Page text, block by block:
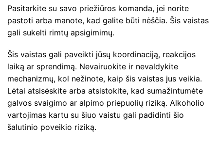
Pasitarkite su savo priežiūros komanda, jei norite
pastoti arba manote, kad galite būti nėščia. Šis vaistas
gali sukelti rimtų apsigimimų.
Šis vaistas gali paveikti jūsų koordinaciją, reakcijos
laiką ar sprendimą. Nevairuokite ir nevaldykite
mechanizmų, kol nežinote, kaip šis vaistas jus veikia.
Lėtai atsisėskite arba atsistokite, kad sumažintumėte
galvos svaigimo ar alpimo priepuolių riziką. Alkoholio
vartojimas kartu su šiuo vaistu gali padidinti šio
šalutinio poveikio riziką.